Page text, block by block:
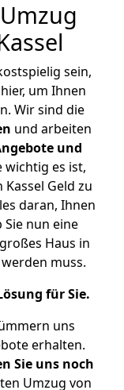
sein,
um Ihnen
Wir sind die
und arbeiten
und
wichtig es ist,
Geld zu
daran, Ihnen
nun eine
Haus in
muss.
für Sie.
uns
erhalten.
Sie uns noch
Umzug von